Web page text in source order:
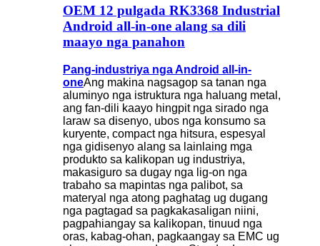
OEM 12 pulgada RK3368 Industrial
Android all-in-one alang sa dili
maayo nga panahon
Pang-industriya nga Android all-in-
oneAng makina nagsagop sa tanan nga
aluminyo nga istruktura nga haluang metal,
ang fan-dili kaayo hingpit nga sirado nga
laraw sa disenyo, ubos nga konsumo sa
kuryente, compact nga hitsura, espesyal
nga gidisenyo alang sa lainlaing mga
produkto sa kalikopan ug industriya,
makasiguro sa dugay nga lig-on nga
trabaho sa mapintas nga palibot, sa
materyal nga atong paghatag ug dugang
nga pagtagad sa pagkakasaligan niini,
pagpahiangay sa kalikopan, tinuud nga
oras, kabag-ohan, pagkaangay sa EMC ug